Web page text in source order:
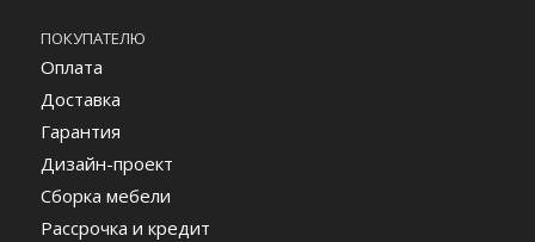
ПОКУПАТЕЛЮ
Оплата
Доставка
Гарантия
Дизайн-проект
Сборка мебели
Рассрочка и кредит